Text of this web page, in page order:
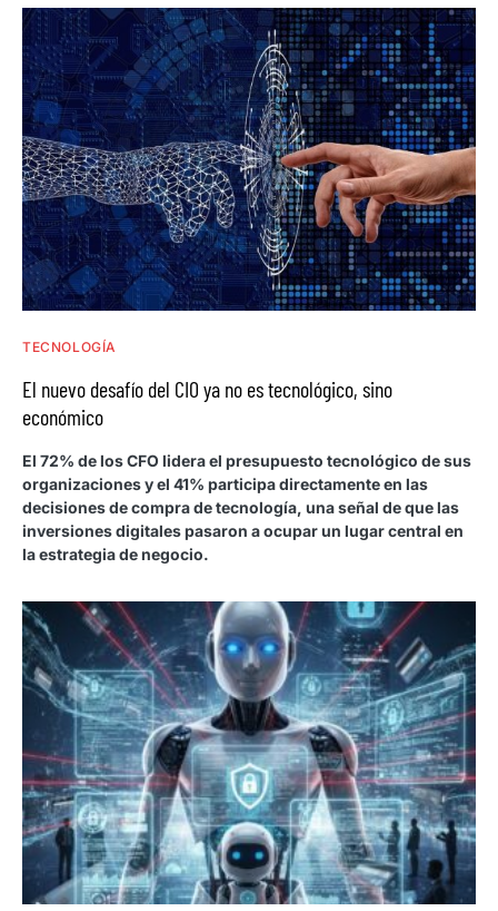
TECNOLOGÍA
El nuevo desafío del CIO ya no es tecnológico, sino
económico
El 72% de los CFO lidera el presupuesto tecnológico de sus
organizaciones y el 41% participa directamente en las
decisiones de compra de tecnología, una señal de que las
inversiones digitales pasaron a ocupar un lugar central en
la estrategia de negocio.